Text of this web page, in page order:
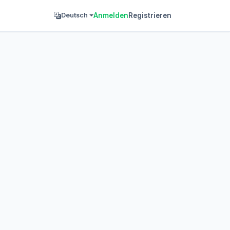
Deutsch AnmeldenRegistrieren